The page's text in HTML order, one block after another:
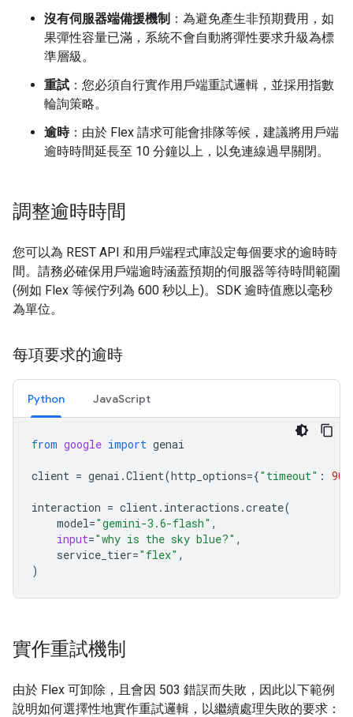
沒有伺服器端備援機制 ：為避免產生非預期費用，如
果彈性容量已滿，系統不會自動將彈性要求升級為標
準層級。
重試 ：您必須自行實作用戶端重試邏輯，並採用指數
輪詢策略。
逾時：由於 Flex 請求可能會排隊等候，建議將用戶端
逾時時間延長至 10 分鐘以上，以免連線過早關閉。
調整逾時時間
您可以為 REST API 和用戶端程式庫設定每個要求的逾時時
間。請務必確保用戶端逾時涵蓋預期的伺服器等待時間範圍
(例如 Flex 等候佇列為 600 秒以上)。SDK 逾時值應以毫秒
為單位。
每項要求的逾時
Python JavaScript
from google import genai
client = genai .Client(http_options={"timeout" :
interaction = client. interactions .create(
model="gemini-3.6-flash" ,
input="why is the sky blue?" ,
service_tier="flex" ,
)
實作重試機制
由於 Flex 可卸除，且會因 503 錯誤而失敗，因此以下範例
說明如何選擇性地實作重試邏輯，以繼續處理失敗的要求：